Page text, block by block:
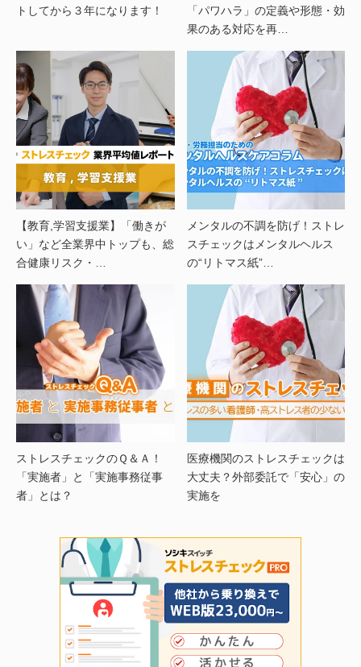
トしてから３年になります！
「パワハラ」の定義や形態・効
果のある対応を再…
【教育,学習支援業】「働きが
い」など全業界中トップも、総
合健康リスク・…
メンタルの不調を防げ！ストレ
スチェックはメンタルヘルス
の“リトマス紙”…
ストレスチェックのＱ＆Ａ！
「実施者」と「実施事務従事
者」とは？
医療機関のストレスチェックは
大丈夫？外部委託で「安心」の
実施を